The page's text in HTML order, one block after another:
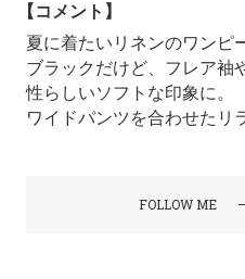
【コメント】
夏に着たいリネンのワンピ
ブラックだけど、フレア袖
性らしいソフトな印象に。
ワイドパンツを合わせたリ
FOLLOW ME